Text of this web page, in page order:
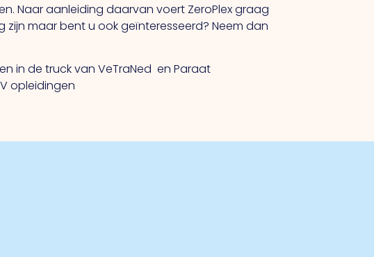
Naar aanleiding daarvan voert ZeroPlex graag
maar bent u ook geïnteresseerd? Neem dan
in de truck van VeTraNed en Paraat
opleidingen